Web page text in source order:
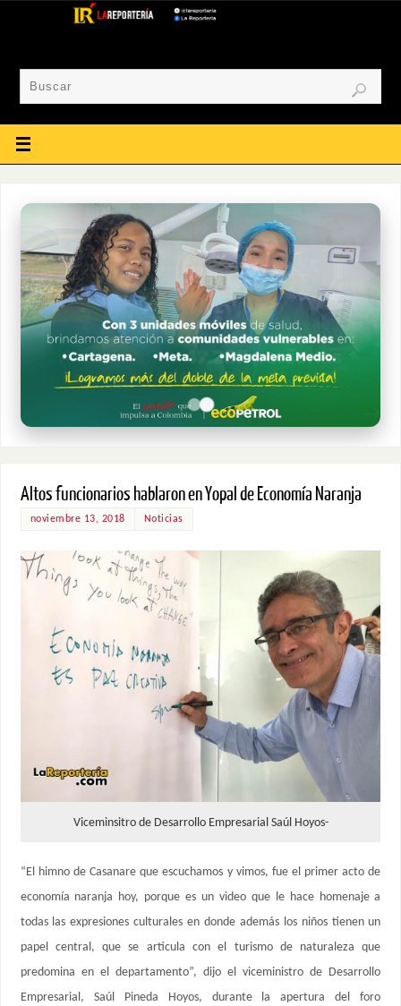
Altos funcionarios hablaron en Yopal de Economía Naranja
noviembre 13, 2018 Noticias
Viceminsitro de Desarrollo Empresarial Saúl Hoyos-
“El himno de Casanare que escuchamos y vimos, fue el primer acto de
economía naranja hoy, porque es un video que le hace homenaje a
todas las expresiones culturales en donde además los niños tienen un
papel central, que se articula con el turismo de naturaleza que
predomina en el departamento”, dijo el viceministro de Desarrollo
Empresarial, Saúl Pineda Hoyos, durante la apertura del foro